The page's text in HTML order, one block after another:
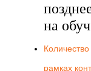
на
рамках